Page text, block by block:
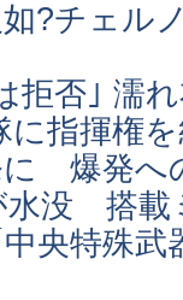
?チェル
拒否｣ 濡
に指揮権
に 爆発へ
水没 搭載
央特殊武